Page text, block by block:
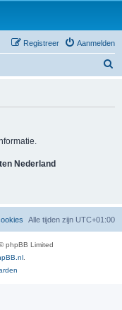
Aanmelden
Registreer
Nederland
Alle tijden zijn UTC+01:00
phpBB Limited